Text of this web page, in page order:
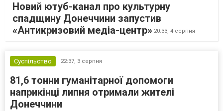
Новий ютуб-канал про культурну
спадщину Донеччини запустив
«Антикризовий медіа-центр» 20:33, 4 серпня
Суспільство 22:37, 3 серпня
81,6 тонни гуманітарної допомоги
наприкінці липня отримали жителі
Донеччини